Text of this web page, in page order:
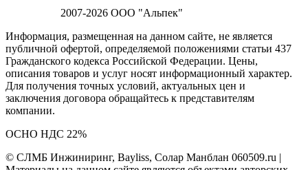
2007-2026 ООО "Альпек"
Информация, размещенная на данном сайте, не является
публичной офертой, определяемой положениями статьи 437
Гражданского кодекса Российской Федерации. Цены,
описания товаров и услуг носят информационный характер.
Для получения точных условий, актуальных цен и
заключения договора обращайтесь к представителям
компании.
ОСНО НДС 22%
© СЛМБ Инжиниринг, Bayliss, Солар Манблан 060509.ru |